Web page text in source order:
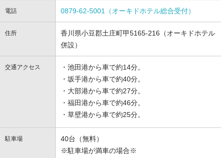
電話 0879-62-5001（オーキドホテル総合受付）
住所
香川県小豆郡土庄町甲5165-216（オーキドホテル
併設）
交通アクセス
・池田港から車で約14分。
・坂手港から車で約40分。
・大部港から車で約27分。
・福田港から車で約46分。
・草壁港から車で約25分。
駐車場
40台（無料）
※駐車場が満車の場合※